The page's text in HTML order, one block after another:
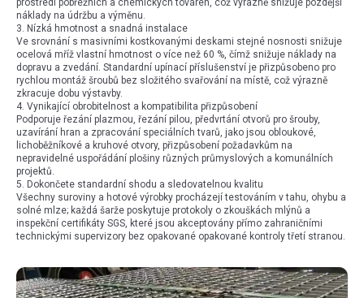
prostředí pobřežních a chemických továren, což výrazně snižuje pozdější
náklady na údržbu a výměnu.
3. Nízká hmotnost a snadná instalace
Ve srovnání s masivními kostkovanými deskami stejné nosnosti snižuje
ocelová mříž vlastní hmotnost o více než 60 %, čímž snižuje náklady na
dopravu a zvedání. Standardní upínací příslušenství je přizpůsobeno pro
rychlou montáž šroubů bez složitého svařování na místě, což výrazně
zkracuje dobu výstavby.
4. Vynikající obrobitelnost a kompatibilita přizpůsobení
Podporuje řezání plazmou, řezání pilou, předvrtání otvorů pro šrouby,
uzavírání hran a zpracování speciálních tvarů, jako jsou obloukové,
lichoběžníkové a kruhové otvory, přizpůsobení požadavkům na
nepravidelné uspořádání plošiny různých průmyslových a komunálních
projektů.
5. Dokončete standardní shodu a sledovatelnou kvalitu
Všechny suroviny a hotové výrobky procházejí testováním v tahu, ohybu a
solné mlze; každá šarže poskytuje protokoly o zkouškách mlýnů a
inspekční certifikáty SGS, které jsou akceptovány přímo zahraničními
technickými supervizory bez opakované opakované kontroly třetí stranou.